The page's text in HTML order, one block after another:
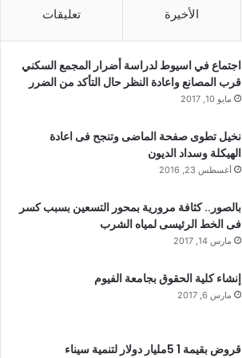
الأخيرة تعليقات
اجتماع في اسيوط لدراسة أضرار المجمع السكني
قرب المصانع واعادة النظر حال التأكد من الضرر
مايو 10, 2017
نخيل تطوى صفحة الماضى وتنجح فى اعادة
الهيكلة وسداد الديون
أغسطس 23, 2016
بالصور.. كثافة مرورية بمحور التسعين بسبب كسر
فى الخط الرئيسى لمياه الشرب
مارس 14, 2017
إنشاء كلية الحقوق بجامعة الفيوم
مارس 6, 2017
قروض بقيمة 1 5مليار دولار لتنمية سيناء